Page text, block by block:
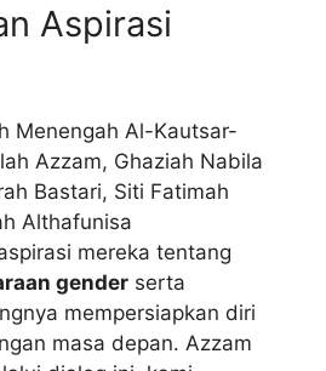
Aspirasi
Menengah Al-Kautsar-
Azzam, Ghaziah Nabila
Bastari, Siti Fatimah
Althafunisa
mereka tentang
gender serta
mempersiapkan diri
masa depan. Azzam